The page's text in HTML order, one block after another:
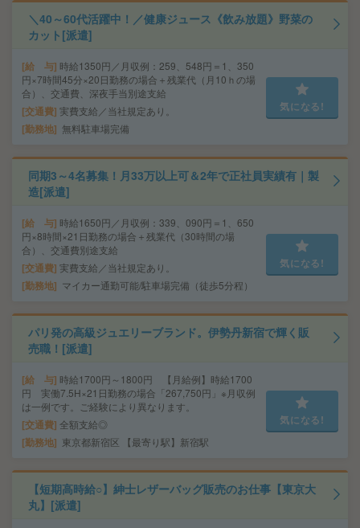
＼40～60代活躍中！／健康ジュース《飲み放題》野菜の
カット[派遣]
給 与 時給1350円／月収例：259、548円＝1、350
円×7時間45分×20日勤務の場合＋残業代（月10ｈの場
合）、交通費、深夜手当別途支給
交通費 実費支給／当社規定あり。
勤務地 無料駐車場完備
気になる!
同期3～4名募集！月33万以上可＆2年で正社員実績有｜製
造[派遣]
給 与 時給1650円／月収例：339、090円＝1、650
円×8時間×21日勤務の場合＋残業代（30時間の場
合）、交通費別途支給
交通費 実費支給／当社規定あり。
勤務地 マイカー通勤可能/駐車場完備（徒歩5分程）
気になる!
パリ発の高級ジュエリーブランド。伊勢丹新宿で輝く販
売職！[派遣]
給 与 時給1700円～1800円 【月給例】時給1700
円 実働7.5H×21日勤務の場合「267,750円」※月収例
は一例です。ご経験により異なります。
交通費 全額支給◎
勤務地 東京都新宿区 【最寄り駅】新宿駅
気になる!
【短期高時給○】紳士レザーバッグ販売のお仕事【東京大
丸】[派遣]